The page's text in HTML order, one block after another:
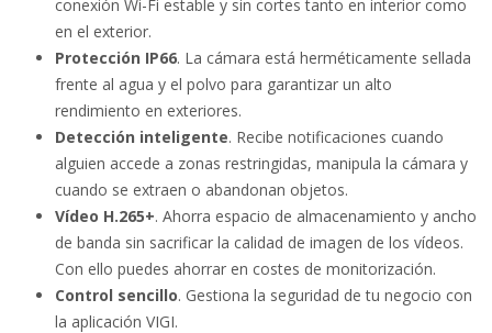
conexión Wi-Fi estable y sin cortes tanto en interior como
en el exterior.
Protección IP66. La cámara está herméticamente sellada
frente al agua y el polvo para garantizar un alto
rendimiento en exteriores.
Detección inteligente. Recibe notificaciones cuando
alguien accede a zonas restringidas, manipula la cámara y
cuando se extraen o abandonan objetos.
Vídeo H.265+. Ahorra espacio de almacenamiento y ancho
de banda sin sacrificar la calidad de imagen de los vídeos.
Con ello puedes ahorrar en costes de monitorización.
Control sencillo. Gestiona la seguridad de tu negocio con
la aplicación VIGI.